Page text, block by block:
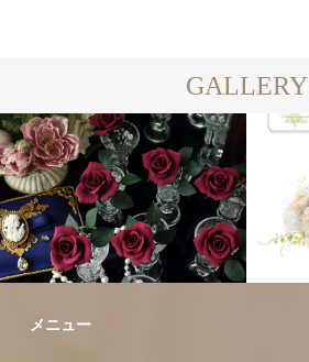
GALLERY
メニュー